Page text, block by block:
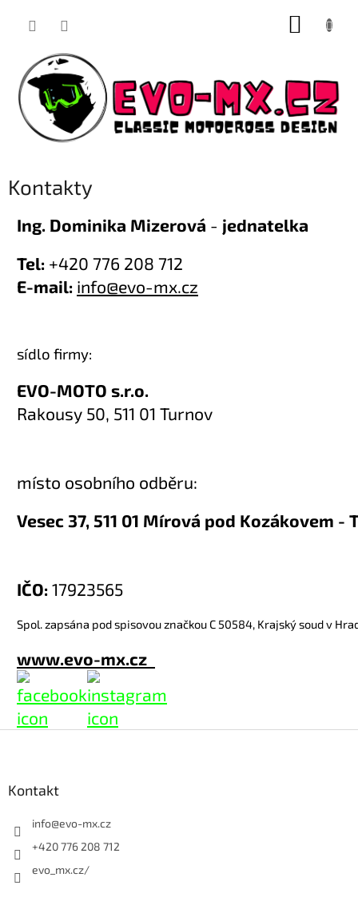
Kontakty
Ing. Dominika Mizerová - jednatelka
Tel: +420 776 208 712
E-mail: info@evo-mx.cz
sídlo firmy:
EVO-MOTO s.r.o.
Rakousy 50, 511 01 Turnov
místo osobního odběru:
Vesec 37, 511 01 Mírová pod Kozákovem -
IČO: 17923565
Spol. zapsána pod spisovou značkou C 50584, Krajský soud v
www.evo-mx.cz
Kontakt
info@evo-mx.cz
+420 776 208 712
evo_mx.cz/